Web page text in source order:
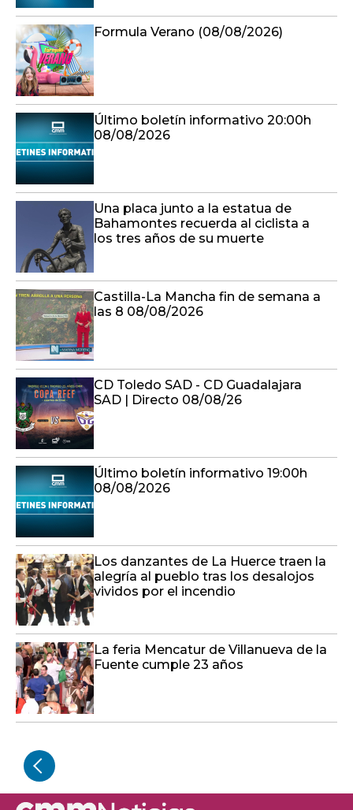
Formula Verano (08/08/2026)
Último boletín informativo 20:00h
08/08/2026
Una placa junto a la estatua de
Bahamontes recuerda al ciclista a
los tres años de su muerte
Castilla-La Mancha fin de semana a
las 8 08/08/2026
CD Toledo SAD - CD Guadalajara
SAD | Directo 08/08/26
Último boletín informativo 19:00h
08/08/2026
Los danzantes de La Huerce traen la
alegría al pueblo tras los desalojos
vividos por el incendio
La feria Mencatur de Villanueva de la
Fuente cumple 23 años